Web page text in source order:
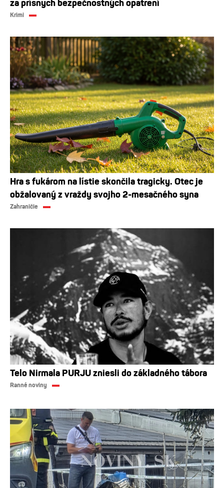
za prísnych bezpečnostných opatrení
Krimi
Hra s fukárom na lístie skončila tragicky. Otec je
obžalovaný z vraždy svojho 2-mesačného syna
Zahraničie
Telo Nirmala PURJU zniesli do základného tábora
Ranné noviny